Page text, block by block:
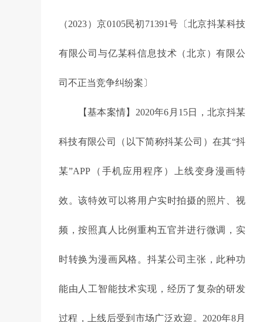
（2023）京0105民初71391号〔北京抖某科技
有限公司与亿某科信息技术（北京）有限公
司不正当竞争纠纷案〕
【基本案情】2020年6月15日，北京抖某
科技有限公司（以下简称抖某公司）在其“抖
某”APP（手机应用程序）上线变身漫画特
效。该特效可以将用户实时拍摄的照片、视
频，按照真人比例重构五官并进行微调，实
时转换为漫画风格。抖某公司主张，此种功
能由人工智能技术实现，经历了复杂的研发
过程，上线后受到市场广泛欢迎。2020年8月